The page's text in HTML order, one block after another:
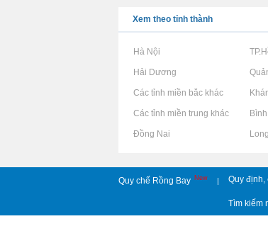
Xem theo tỉnh thành
Rao vặt tại Hà Nội Rao vặt tại
Rao vặt tại Hải Dương Rao vặt tại
Rao vặt tại Các tỉnh miền bắc khácRao vặt tại
Rao vặt tại Các tỉnh miền trung khác
Rao vặt tại
Rao vặt tại Đồng Nai Rao vặt tại
Quy chế Rồng Bay New | Quy định,
Tìm kiếm